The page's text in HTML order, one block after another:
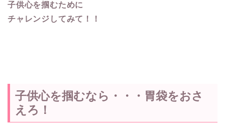
子供心を掴むために
チャレンジしてみて！！
子供心を掴むなら・・・胃袋をおさ
えろ！